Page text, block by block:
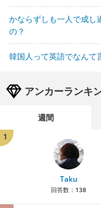
かならずしも一人で成し
の？
韓国人って英語でなんて
アンカーランキ
週間
1
Taku
回答数： 138